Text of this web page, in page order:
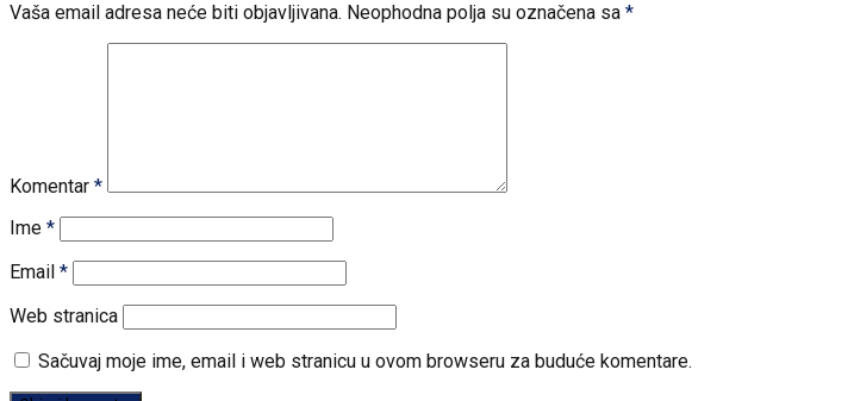
Vaša email adresa neće biti objavljivana. Neophodna polja su označena sa *
Komentar *
Ime *
Email *
Web stranica
Sačuvaj moje ime, email i web stranicu u ovom browseru za buduće komentare.